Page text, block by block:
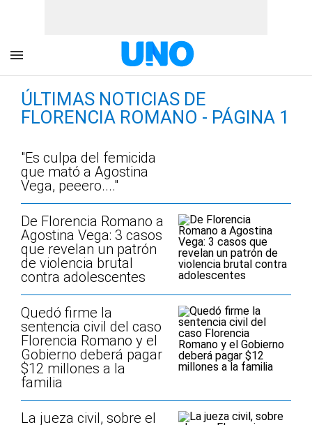
ÚLTIMAS NOTICIAS DE
FLORENCIA ROMANO - PÁGINA 1
"Es culpa del femicida
que mató a Agostina
Vega, peeero...."
De Florencia Romano a
Agostina Vega: 3 casos
que revelan un patrón
de violencia brutal
contra adolescentes
Quedó firme la
sentencia civil del caso
Florencia Romano y el
Gobierno deberá pagar
$12 millones a la
familia
La jueza civil, sobre el